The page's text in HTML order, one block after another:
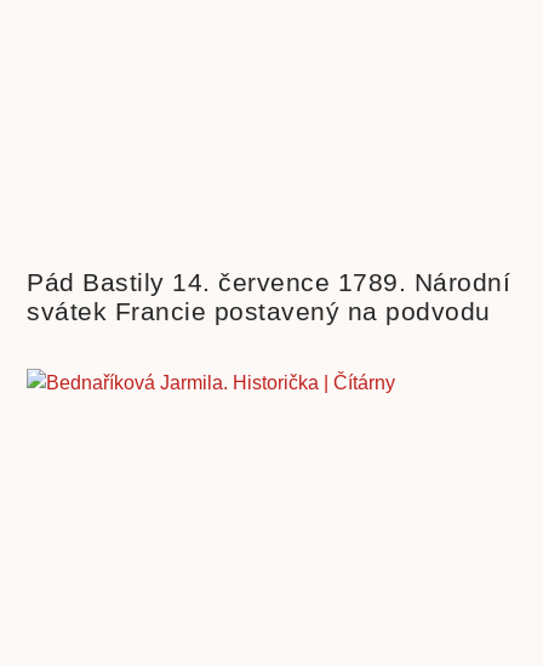
Pád Bastily 14. července 1789. Národní
svátek Francie postavený na podvodu